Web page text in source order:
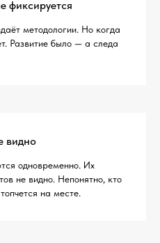
фиксируется
методологии. Но когда
Развитие было — а следа
видно
одновременно. Их
не видно. Непонятно, кто
на месте.